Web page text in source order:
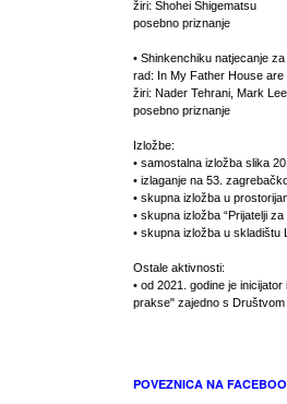
žiri: Shohei Shigematsu
posebno priznanje
• Shinkenchiku natjecanje
rad: In My Father House
žiri: Nader Tehrani, Mark
posebno priznanje
Izložbe:
• samostalna izložba slika
• izlaganje na 53.
• skupna izložba u
• skupna izložba “Prijatelji za
• skupna izložba u skladištu
Ostale aktivnosti:
• od 2021. godine je
prakse" zajedno s Društvom
POVEZNICA NA